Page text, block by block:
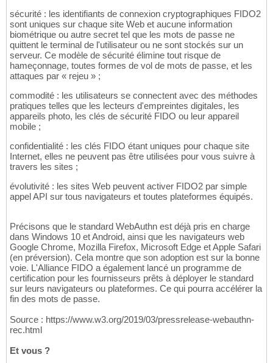
sécurité : les identifiants de connexion cryptographiques FIDO2
sont uniques sur chaque site Web et aucune information
biométrique ou autre secret tel que les mots de passe ne
quittent le terminal de l'utilisateur ou ne sont stockés sur un
serveur. Ce modèle de sécurité élimine tout risque de
hameçonnage, toutes formes de vol de mots de passe, et les
attaques par « rejeu » ;
commodité : les utilisateurs se connectent avec des méthodes
pratiques telles que les lecteurs d'empreintes digitales, les
appareils photo, les clés de sécurité FIDO ou leur appareil
mobile ;
confidentialité : les clés FIDO étant uniques pour chaque site
Internet, elles ne peuvent pas être utilisées pour vous suivre à
travers les sites ;
évolutivité : les sites Web peuvent activer FIDO2 par simple
appel API sur tous navigateurs et toutes plateformes équipés.
Précisons que le standard WebAuthn est déjà pris en charge
dans Windows 10 et Android, ainsi que les navigateurs web
Google Chrome, Mozilla Firefox, Microsoft Edge et Apple Safari
(en préversion). Cela montre que son adoption est sur la bonne
voie. L'Alliance FIDO a également lancé un programme de
certification pour les fournisseurs prêts à déployer le standard
sur leurs navigateurs ou plateformes. Ce qui pourra accélérer la
fin des mots de passe.
Source : https://www.w3.org/2019/03/pressrelease-webauthn-
rec.html
Et vous ?